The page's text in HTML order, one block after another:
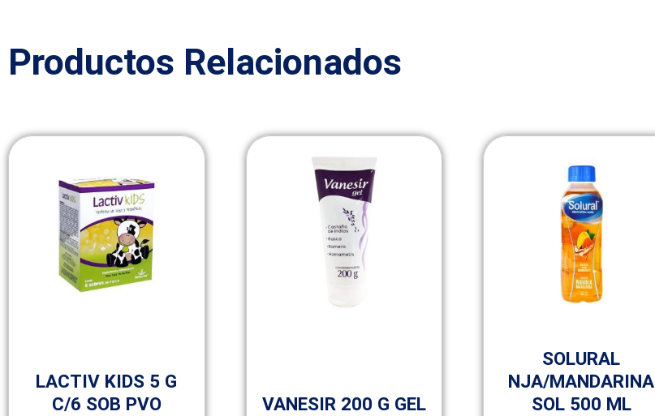
Productos Relacionados
LACTIV KIDS 5 G
C/6 SOB PVO
VANESIR 200 G GEL
SOLURAL
NJA/MANDARINA
SOL 500 ML